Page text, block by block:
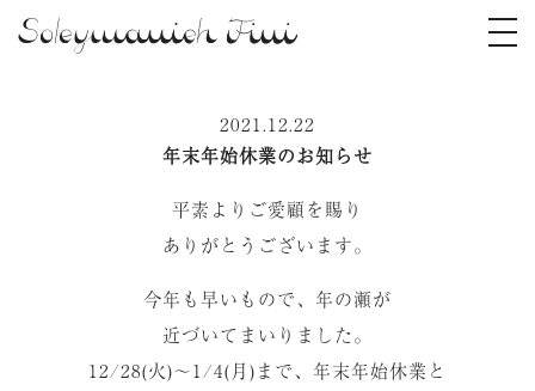
2021.12.22
年末年始休業のお知らせ
平素よりご愛顧を賜り
ありがとうございます。
今年も早いもので、年の瀬が
近づいてまいりました。
12/28(火)〜1/4(月)まで、年末年始休業と